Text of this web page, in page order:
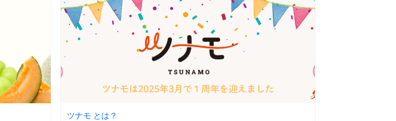
ツナモ とは？